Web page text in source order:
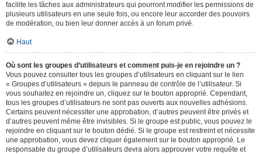
facilite les tâches aux administrateurs qui pourront modifier les permissions de
plusieurs utilisateurs en une seule fois, ou encore leur accorder des pouvoirs
de modération, ou bien leur donner accès à un forum privé.
Haut
Où sont les groupes d’utilisateurs et comment puis-je en rejoindre un ?
Vous pouvez consulter tous les groupes d’utilisateurs en cliquant sur le lien
« Groupes d’utilisateurs » depuis le panneau de contrôle de l’utilisateur. Si
vous souhaitez en rejoindre un, cliquez sur le bouton approprié. Cependant,
tous les groupes d’utilisateurs ne sont pas ouverts aux nouvelles adhésions.
Certains peuvent nécessiter une approbation, d’autres peuvent être privés et
d’autres peuvent même être invisibles. Si le groupe est public, vous pouvez le
rejoindre en cliquant sur le bouton dédié. Si le groupe est restreint et nécessite
une approbation, vous devez cliquer également sur le bouton approprié. Le
responsable du groupe d’utilisateurs devra alors approuver votre requête et